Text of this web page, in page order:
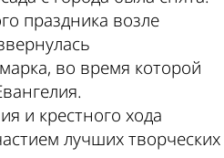
праздника возле
во время которой
и крестного хода
лучших творческих